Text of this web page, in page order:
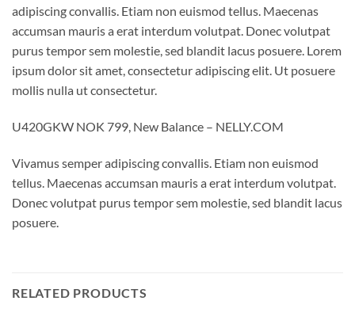
adipiscing convallis. Etiam non euismod tellus. Maecenas
accumsan mauris a erat interdum volutpat. Donec volutpat
purus tempor sem molestie, sed blandit lacus posuere. Lorem
ipsum dolor sit amet, consectetur adipiscing elit. Ut posuere
mollis nulla ut consectetur.
U420GKW NOK 799, New Balance – NELLY.COM
Vivamus semper adipiscing convallis. Etiam non euismod
tellus. Maecenas accumsan mauris a erat interdum volutpat.
Donec volutpat purus tempor sem molestie, sed blandit lacus
posuere.
RELATED PRODUCTS